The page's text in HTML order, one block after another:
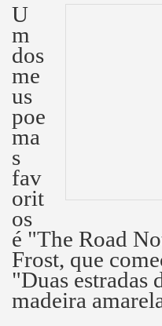
U
m
dos
me
us
poe
ma
s
fav
orit
os
é "The Road
Frost, que
"Duas estradas
madeira